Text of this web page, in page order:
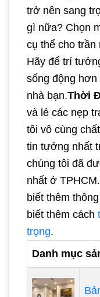
trở nên sang
gì nữa? Chọn
cụ thể cho trần
Hãy để trí
sống động hơn
nhà bạn.Thời
và lẻ các nẹp
tôi vô cùng
tin tưởng nhất
chúng tôi đã
nhất ở
biết thêm
biết thêm cách
trọng.
Danh mục